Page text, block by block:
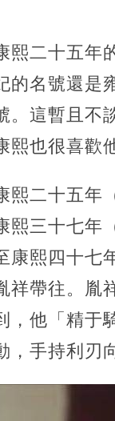
熙二十五年
的名號還是
。這暫且不
熙也很喜歡
熙二十五年
熙三十七年
康熙四十七
祥帶往。胤
，他「精于
，手持利刃